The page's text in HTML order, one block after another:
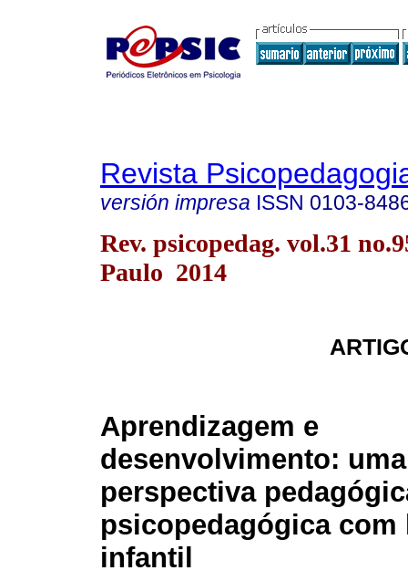
Revista
versión impresa ISSN 0103-
Rev. psicopedag. vol.31
Paulo 2014
Aprendizagem e
desenvolvimento: uma
perspectiva
psicopedagógica com
infantil